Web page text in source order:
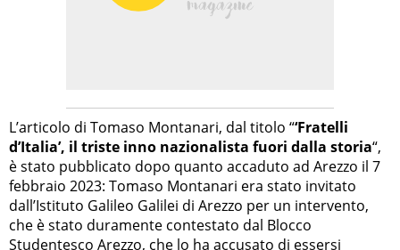
L’articolo di Tomaso Montanari, dal titolo “‘Fratelli
d’Italia’, il triste inno nazionalista fuori dalla storia“,
è stato pubblicato dopo quanto accaduto ad Arezzo il 7
febbraio 2023: Tomaso Montanari era stato invitato
dall’Istituto Galileo Galilei di Arezzo per un intervento,
che è stato duramente contestato dal Blocco
Studentesco Arezzo, che lo ha accusato di essersi